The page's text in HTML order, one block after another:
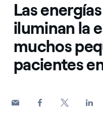
Las
iluminan la
muchos
pacientes